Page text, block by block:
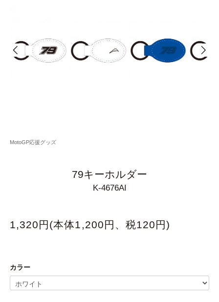
MotoGP応援グッズ
79キーホルダー
K-4676AI
1,320円(本体1,200円、税120円)
カラー